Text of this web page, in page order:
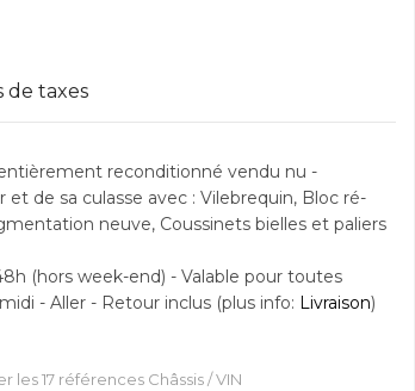
de taxes
reconditionné vendu nu -
de sa culasse avec : Vilebrequin, Bloc ré-
neuve, Coussinets bielles et paliers
(hors week-end) - Valable pour toutes
- Aller - Retour inclus (plus info: Livraison)
17 références Châssis / VIN